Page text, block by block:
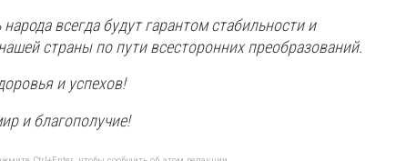
всегда будут гарантом стабильности и
страны по пути всесторонних преобразований.
и успехов!
и благополучие!